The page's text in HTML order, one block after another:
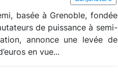
basée à Grenoble, fondée
de puissance à semi-
annonce une levée de
en vue...